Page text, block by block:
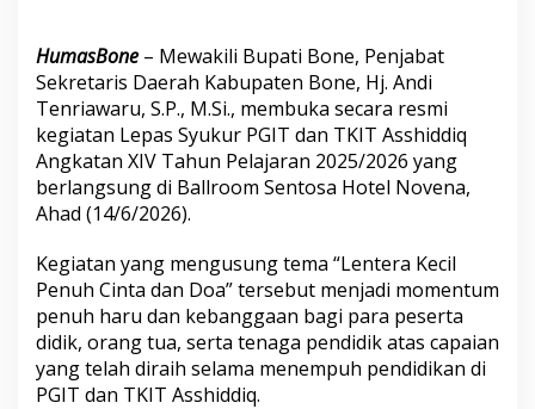
u
k
a
A
c
a
r
L
e
p
a
s
S
y
HumasBone – Mewakili Bupati Bone, Penjabat
Sekretaris Daerah Kabupaten Bone, Hj. Andi
Tenriawaru, S.P., M.Si., membuka secara resmi
kegiatan Lepas Syukur PGIT dan TKIT Asshiddiq
Angkatan XIV Tahun Pelajaran 2025/2026 yang
berlangsung di Ballroom Sentosa Hotel Novena,
Ahad (14/6/2026).
Kegiatan yang mengusung tema “Lentera Kecil
Penuh Cinta dan Doa” tersebut menjadi momentum
penuh haru dan kebanggaan bagi para peserta
didik, orang tua, serta tenaga pendidik atas capaian
yang telah diraih selama menempuh pendidikan di
PGIT dan TKIT Asshiddiq.